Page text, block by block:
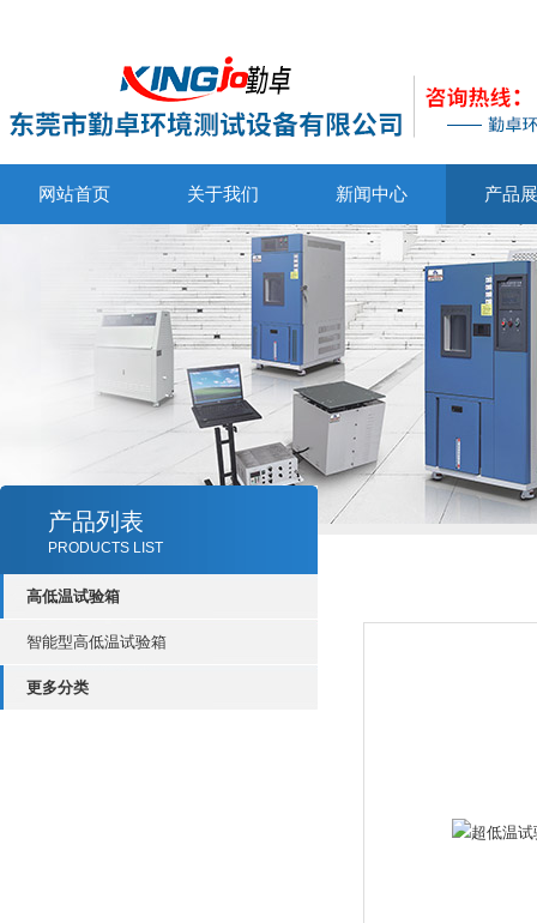
网站首页 关于我们 新闻中心 产品
产品列表
PRODUCTS LIST
高低温试验箱
智能型高低温试验箱
更多分类